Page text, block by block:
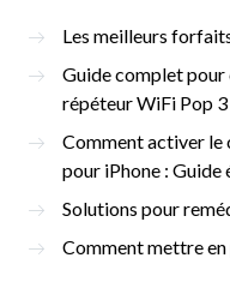
Les meilleurs
Guide complet
répéteur WiFi Pop 3
Comment activer le
pour iPhone : Guide
Solutions pour
Comment mettre